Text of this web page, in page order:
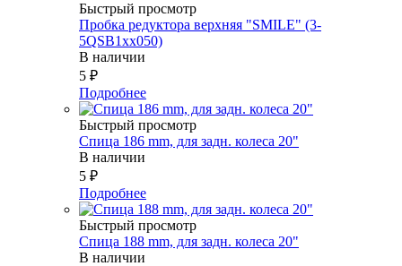
Быстрый просмотр
Пробка редуктора верхняя "SMILE" (3-
5QSB1xx050)
В наличии
5 ₽
Подробнее
Быстрый просмотр
Спица 186 mm, для задн. колеса 20"
В наличии
5 ₽
Подробнее
Быстрый просмотр
Спица 188 mm, для задн. колеса 20"
В наличии